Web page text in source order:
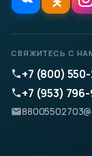
СВЯЖИТЕСЬ С
+7 (800)
+7 (953)